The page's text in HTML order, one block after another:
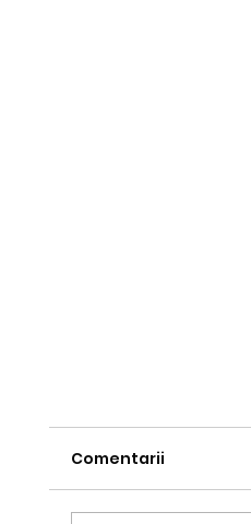
Comentarii